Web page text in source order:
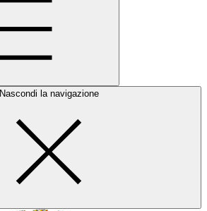
Nascondi la navigazione